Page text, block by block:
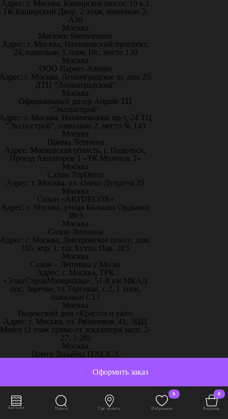
Оформить заказ
Адрес: г. Москва, Каширское шоссе, 19 к.1
ТК Каширский Двор, 2 этаж, павильон 2-
А30
Москва
Магазин Sherwinstore
Адрес: г. Москва, Нахимовский проспект,
24, павильон 3, блок 10с, место 130
Москва
ООО Паркет-Авeню
г. Москва, Ленинградское ш, дом 25.
ДТЦ "Ленинградский"
Москва
Официальный дилер Artpole ТЦ
"Экспострой"
г. Москва, Нахимовский пр-т, 24 ТЦ
"Экспострой", павильон 2, место № 143
Москва
Прима Лепнина
Адрес: Московская область, г. Подольск,
Проезд Авиаторов 1 «ТК Молоток 2»
Москва
Салон TopDecor
Адрес: г. Москва, ул. Олеко Дундича 25
Москва
Салон «ARTDECOR»
Адрес: г. Москва, улица Большая Ордынка
38с1
Москва
Салон Лепнина
Адрес: г. Москва, Дмитровское шоссе, дом.
165, кор. 1, т.ц. Бухта, Пав. 2Е5
Москва
Салон – Лепнина у Милы
Адрес: г. Москва, ТРК
«ЭлитСтройМатериалы», 51-й км МКАД
пос. Заречье, ул.Торговая, с.2, 1 этаж,
павильон С13
Москва
Творческий дом «Красота и уют»
Адрес: г. Москва, ул. Рябиновая, 41, ЭДЦ
Madex (2 этаж прямо от эскалатора эксп. 2-
27, 2-28)
Москва
Центр Дизайна ITALICA
к. 1, подъезд 2А
“Artplay” салон 3D панели Артполе
Адрес: г.Москва, ул. Нижняя
Сыромятническая, стр.12, ШР 111
Москва
Каталог Поиск Где купить
0
Избранное
0
Корзина